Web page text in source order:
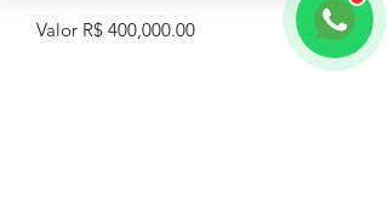
Valor R$ 400,000.00